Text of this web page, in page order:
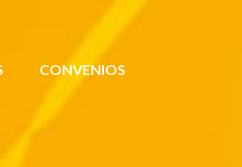
CONVENIOS